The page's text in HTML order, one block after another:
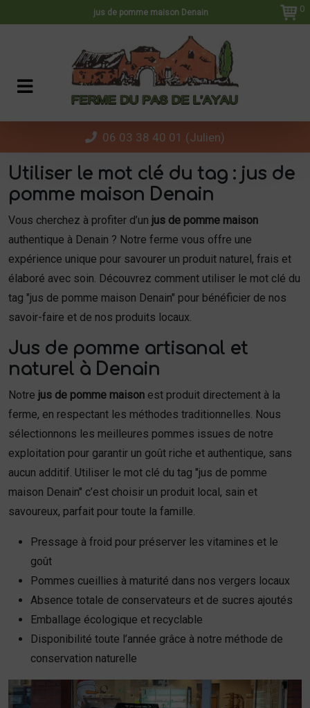
jus de pomme maison Denain 0
06 03 38 40 01 (Julien)
Utiliser le mot clé du tag : jus de
pomme maison Denain
Vous cherchez à profiter d’un jus de pomme maison
authentique à Denain ? Notre ferme vous offre une
expérience unique pour savourer un produit naturel, frais et
élaboré avec soin. Découvrez comment utiliser le mot clé du
tag "jus de pomme maison Denain" pour bénéficier de nos
savoir-faire et de nos produits locaux.
Jus de pomme artisanal et
naturel à Denain
Notre jus de pomme maison est produit directement à la
ferme, en respectant les méthodes traditionnelles. Nous
sélectionnons les meilleures pommes issues de notre
exploitation pour garantir un goût riche et authentique, sans
aucun additif. Utiliser le mot clé du tag "jus de pomme
maison Denain" c’est choisir un produit local, sain et
savoureux, parfait pour toute la famille.
Pressage à froid pour préserver les vitamines et le
goût
Pommes cueillies à maturité dans nos vergers locaux
Absence totale de conservateurs et de sucres ajoutés
Emballage écologique et recyclable
Disponibilité toute l’année grâce à notre méthode de
conservation naturelle
Panneau de gestion des cookies